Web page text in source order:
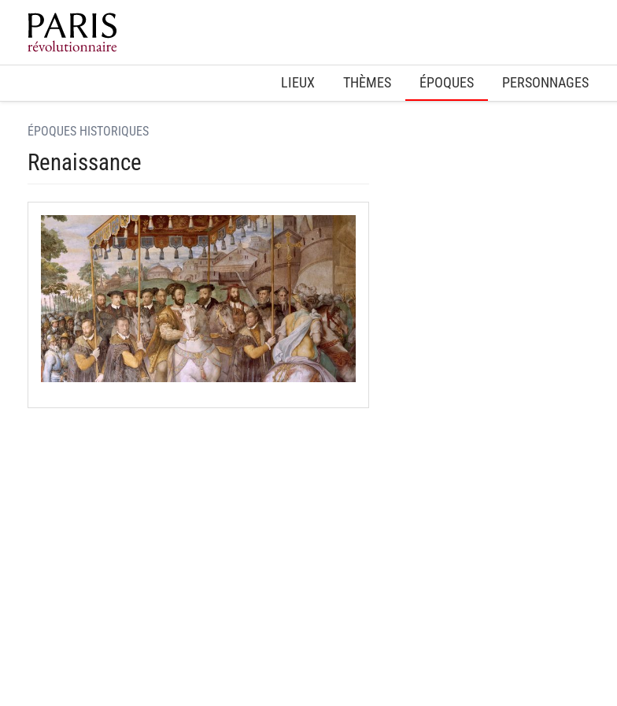
Home
LIEUX THÈMES ÉPOQUES PERSONNAGES
ÉPOQUES HISTORIQUES
Renaissance